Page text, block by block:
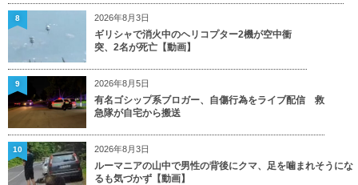
2026年8月3日
ギリシャで消火中のヘリコプター2機が空中衝
突、2名が死亡【動画】
8
2026年8月5日
有名ゴシップ系ブロガー、自傷行為をライブ配信 救
急隊が自宅から搬送
9
2026年8月3日
ルーマニアの山中で男性の背後にクマ、足を噛まれそうにな
るも気づかず【動画】
10